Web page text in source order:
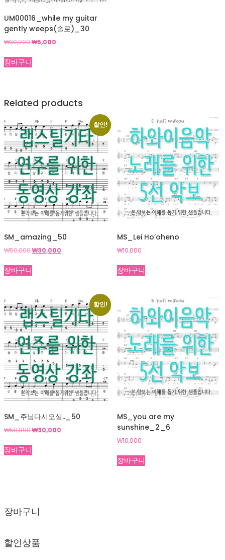
UM00016_while my guitar
gently weeps(솔로)_30
₩30,000원
가
격:
₩5,000
장바구니
Related products
할인!
SM_amazing_50
₩50,000원
가
격:
₩30,000
장바구니
MS_Lei Ho’oheno
₩10,000
장바구니
할인!
SM_주님다시오실.._50
₩50,000원
가
격:
₩30,000
장바구니
MS_you are my
sunshine_2_6
₩10,000
장바구니
장바구니
할인상품